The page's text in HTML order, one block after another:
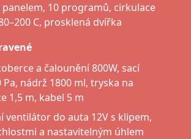
10 programů, cirkulace
C, prosklená dvířka
a čalounění 800W, sací
Pa, nádrž 1800 ml, tryska na
1,5 m, kabel 5 m
ventilátor do auta 12V s klipem,
a nastavitelným úhlem